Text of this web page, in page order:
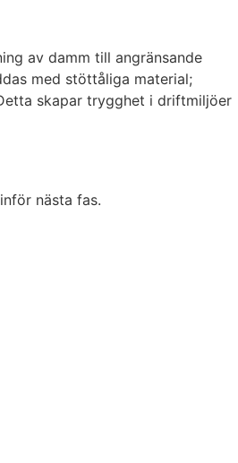
av damm till angränsande
med stöttåliga material;
skapar trygghet i driftmiljöer
nästa fas.